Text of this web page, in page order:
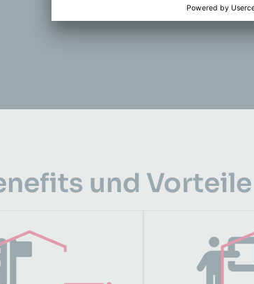
und Vorteile